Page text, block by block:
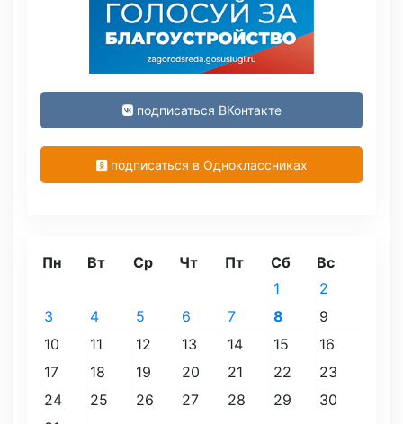
подписаться ВКонтакте
подписаться в Одноклассниках
Пн Вт Ср Чт Пт Сб Вс
1
2
3
4 5 6 7 8
9
10
11 12 13 14 15
16
17
18 19 20 21 22
23
24
25 26 27 28 29
30